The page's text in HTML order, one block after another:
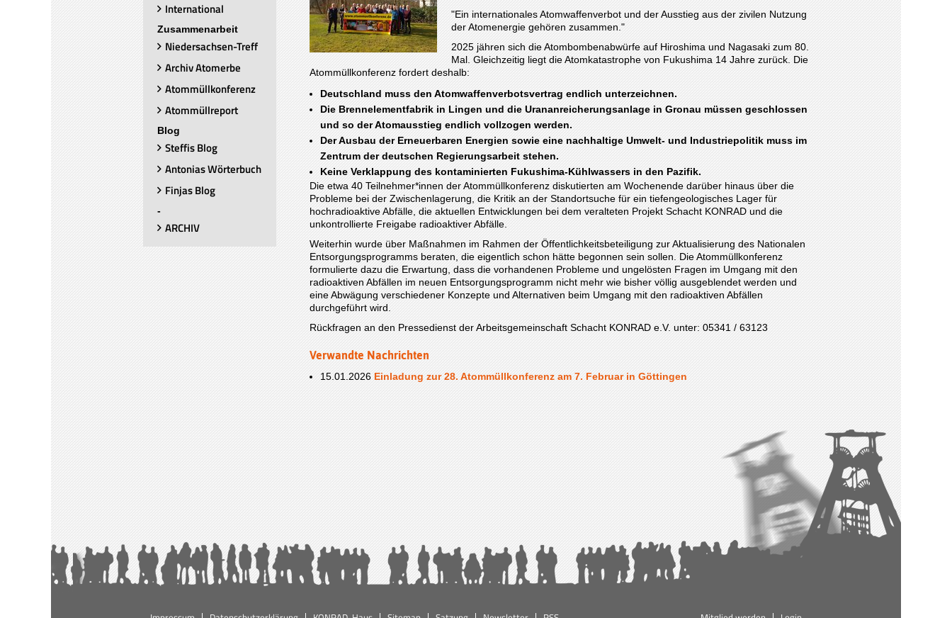
International
Zusammenarbeit
Niedersachsen-Treff
Archiv Atomerbe
Atommüllkonferenz
Atommüllreport
Blog
Steffis Blog
Antonias Wörterbuch
Finjas Blog
-
ARCHIV
"Ein internationales Atomwaffenverbot und der Ausstieg aus der zivilen Nutzung
der Atomenergie gehören zusammen."
2025 jähren sich die Atombombenabwürfe auf Hiroshima und Nagasaki zum 80.
Mal. Gleichzeitig liegt die Atomkatastrophe von Fukushima 14 Jahre zurück. Die
Atommüllkonferenz fordert deshalb:
Deutschland muss den Atomwaffenverbotsvertrag endlich unterzeichnen.
Die Brennelementfabrik in Lingen und die Urananreicherungsanlage in Gronau müssen geschlossen
und so der Atomausstieg endlich vollzogen werden.
Der Ausbau der Erneuerbaren Energien sowie eine nachhaltige Umwelt- und Industriepolitik muss im
Zentrum der deutschen Regierungsarbeit stehen.
Keine Verklappung des kontaminierten Fukushima-Kühlwassers in den Pazifik.
Die etwa 40 Teilnehmer*innen der Atommüllkonferenz diskutierten am Wochenende darüber hinaus über die
Probleme bei der Zwischenlagerung, die Kritik an der Standortsuche für ein tiefengeologisches Lager für
hochradioaktive Abfälle, die aktuellen Entwicklungen bei dem veralteten Projekt Schacht KONRAD und die
unkontrollierte Freigabe radioaktiver Abfälle.
Weiterhin wurde über Maßnahmen im Rahmen der Öffentlichkeitsbeteiligung zur Aktualisierung des Nationalen
Entsorgungsprogramms beraten, die eigentlich schon hätte begonnen sein sollen. Die Atommüllkonferenz
formulierte dazu die Erwartung, dass die vorhandenen Probleme und ungelösten Fragen im Umgang mit den
radioaktiven Abfällen im neuen Entsorgungsprogramm nicht mehr wie bisher völlig ausgeblendet werden und
eine Abwägung verschiedener Konzepte und Alternativen beim Umgang mit den radioaktiven Abfällen
durchgeführt wird.
Rückfragen an den Pressedienst der Arbeitsgemeinschaft Schacht KONRAD e.V. unter: 05341 / 63123
Verwandte Nachrichten
15.01.2026 Einladung zur 28. Atommüllkonferenz am 7. Februar in Göttingen